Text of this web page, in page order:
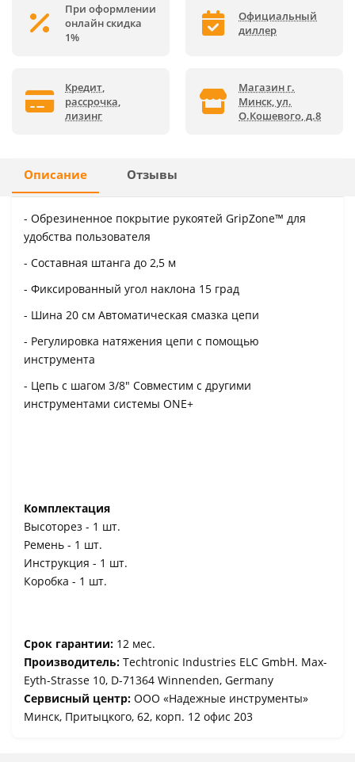
При оформлении
онлайн скидка
1%
Официальный
диллер
Кредит,
рассрочка,
лизинг
Магазин г.
Минск, ул.
О.Кошевого, д.8
Описание Отзывы
- Обрезиненное покрытие рукоятей GripZone™ для
удобства пользователя
- Составная штанга до 2,5 м
- Фиксированный угол наклона 15 град
- Шина 20 см Автоматическая смазка цепи
- Регулировка натяжения цепи с помощью
инструмента
- Цепь с шагом 3/8" Совместим с другими
инструментами системы ONE+
Комплектация
Высоторез - 1 шт.
Ремень - 1 шт.
Инструкция - 1 шт.
Коробка - 1 шт.
Срок гарантии: 12 мес.
Производитель: Techtronic Industries ELC GmbH. Max-
Eyth-Strasse 10, D-71364 Winnenden, Germany
Сервисный центр: ООО «Надежные инструменты»
Минск, Притыцкого, 62, корп. 12 офис 203